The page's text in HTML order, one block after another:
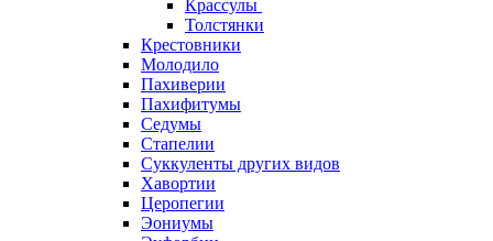
Крассулы
Толстянки
Крестовники
Молодило
Пахиверии
Пахифитумы
Седумы
Стапелии
Суккуленты других видов
Хавортии
Церопегии
Эониумы